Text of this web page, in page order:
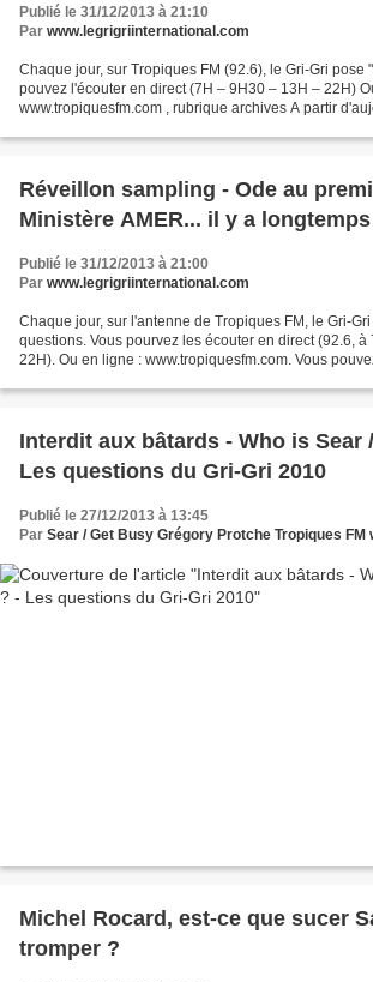
Publié le 31/12/2013 à 21:10
Par www.legrigriinternational.com
Chaque jour, sur Tropiques FM (92.6), le Gri-Gri pose
pouvez l'écouter en direct (7H – 9H30 – 13H – 22H)
www.tropiquesfm.com , rubrique archives A partir
Réveillon sampling - Ode au
Ministère AMER... il y a longtemps
Publié le 31/12/2013 à 21:00
Par www.legrigriinternational.com
Chaque jour, sur l'antenne de Tropiques FM, le Gri-
questions. Vous pourvez les écouter en direct (92.6, à
22H). Ou en ligne : www.tropiquesfm.com. Vous
Interdit aux bâtards - Who is Sear
Les questions du Gri-Gri 2010
Publié le 27/12/2013 à 13:45
Par Sear / Get Busy Grégory Protche Tropiques FM
Michel Rocard, est-ce que sucer
tromper ?